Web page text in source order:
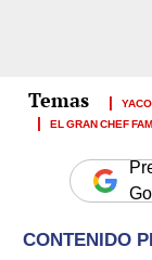
EL GRAN CHEF